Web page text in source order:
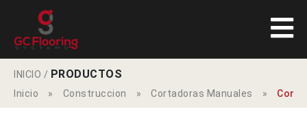
INICIO / PRODUCTOS
Inicio » Construccion » Cortadoras Manuales »